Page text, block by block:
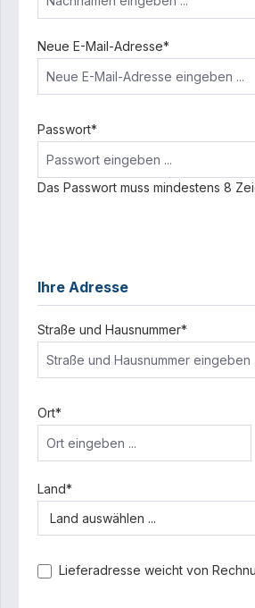
Neue E-Mail-Adresse*
Passwort*
Das Passwort muss mindestens 8
Ihre Adresse
Straße und Hausnummer*
Ort*
Land*
Lieferadresse weicht von